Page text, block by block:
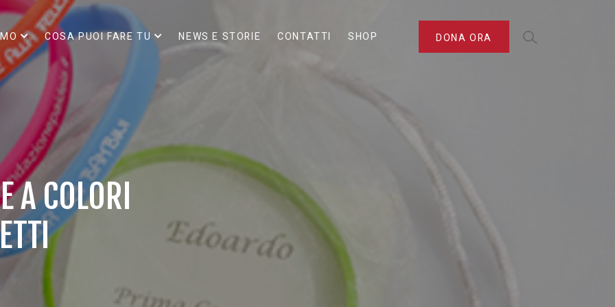
COSA PUOI FARE TU NEWS E STORIE CONTATTI SHOP DONA ORA
A COLORI